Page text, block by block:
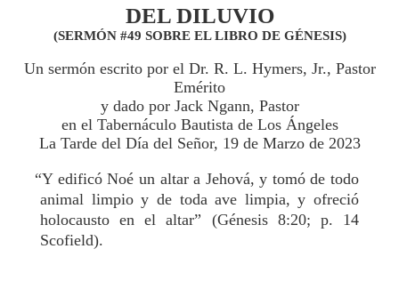
DEL DILUVIO
(SERMÓN #49 SOBRE EL LIBRO DE GÉNESIS)
Un sermón escrito por el Dr. R. L. Hymers, Jr., Pastor
Emérito
y dado por Jack Ngann, Pastor
en el Tabernáculo Bautista de Los Ángeles
La Tarde del Día del Señor, 19 de Marzo de 2023
“Y edificó Noé un altar a Jehová, y tomó de todo
animal limpio y de toda ave limpia, y ofreció
holocausto en el altar” (Génesis 8:20; p. 14
Scofield).